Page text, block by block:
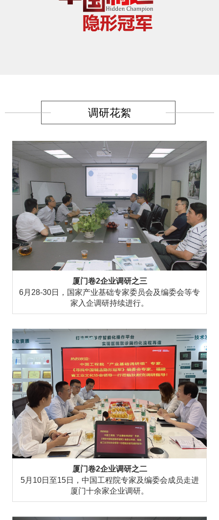
调研花絮
厦门卷2企业调研之三
6月28-30日，国家产业基础专家委员会及编委会等专
家入企调研持续进行。
厦门卷2企业调研之二
5月10日至15日，中国工程院专家及编委会成员走进
厦门十余家企业调研。